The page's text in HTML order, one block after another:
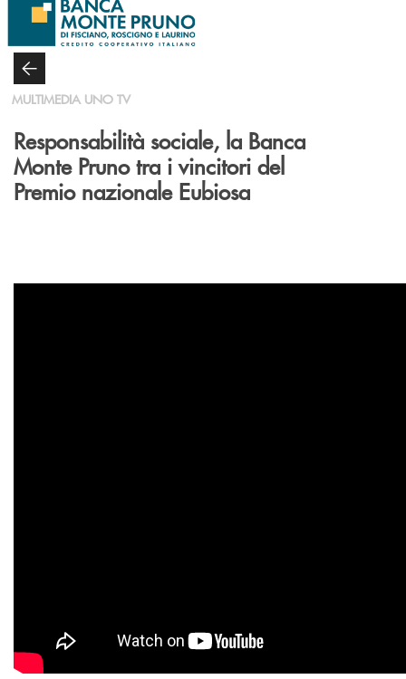
Salta al contenuto principale
MULTIMEDIA UNO TV
Responsabilità sociale, la Banca
Monte Pruno tra i vincitori del
Premio nazionale Eubiosa